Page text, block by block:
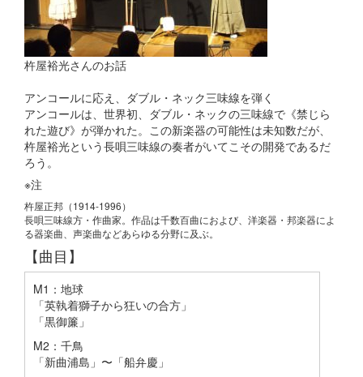
杵屋裕光さんのお話
アンコールに応え、ダブル・ネック三味線を弾く
アンコールは、世界初、ダブル・ネックの三味線で《禁じら
れた遊び》が弾かれた。この新楽器の可能性は未知数だが、
杵屋裕光という長唄三味線の奏者がいてこその開発であるだ
ろう。
※注
杵屋正邦（1914-1996）
長唄三味線方・作曲家。作品は千数百曲におよび、洋楽器・邦楽器によ
る器楽曲、声楽曲などあらゆる分野に及ぶ。
【曲目】
M1：地球
「英執着獅子から狂いの合方」
「黒御簾」
M2：千鳥
「新曲浦島」〜「船弁慶」